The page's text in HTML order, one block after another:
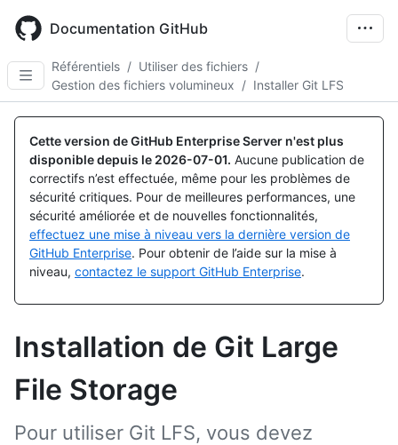
main
content
Documentation GitHub
Référentiels / Utiliser des fichiers /
Gestion des fichiers volumineux / Installer Git LFS
Cette version de GitHub Enterprise Server n'est plus
disponible depuis le 2026-07-01. Aucune publication de
correctifs n’est effectuée, même pour les problèmes de
sécurité critiques. Pour de meilleures performances, une
sécurité améliorée et de nouvelles fonctionnalités,
effectuez une mise à niveau vers la dernière version de
GitHub Enterprise. Pour obtenir de l’aide sur la mise à
niveau, contactez le support GitHub Enterprise.
Installation de Git Large
File Storage
Pour utiliser Git LFS, vous devez